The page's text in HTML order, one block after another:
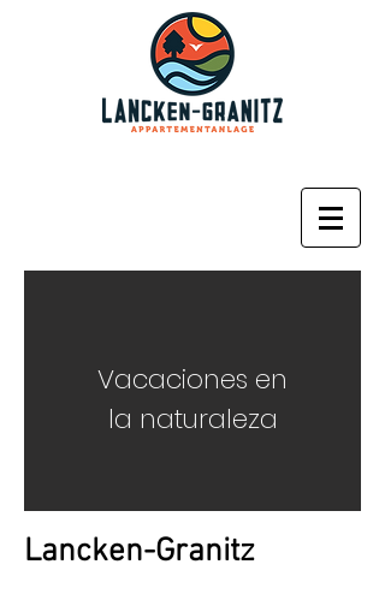
Vacaciones en
la naturaleza
Lancken-Granitz